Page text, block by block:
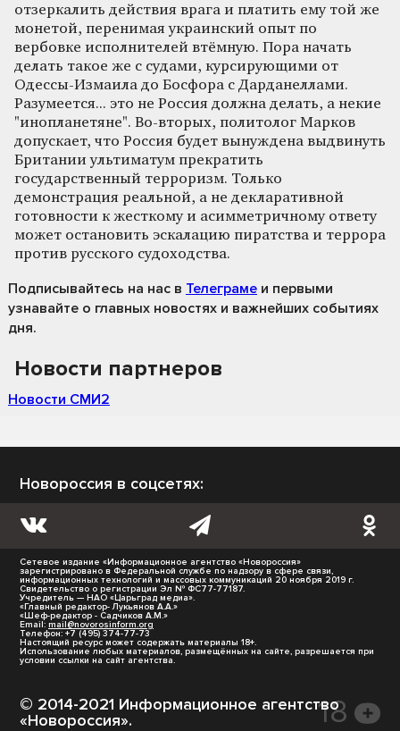
отзеркалить действия врага и платить ему той же
монетой, перенимая украинский опыт по
вербовке исполнителей втёмную. Пора начать
делать такое же с судами, курсирующими от
Одессы-Измаила до Босфора с Дарданеллами.
Разумеется... это не Россия должна делать, а некие
"инопланетяне". Во-вторых, политолог Марков
допускает, что Россия будет вынуждена выдвинуть
Британии ультиматум прекратить
государственный терроризм. Только
демонстрация реальной, а не декларативной
готовности к жесткому и асимметричному ответу
может остановить эскалацию пиратства и террора
против русского судоходства.
Подписывайтесь на нас в Телеграме и первыми
узнавайте о главных новостях и важнейших событиях
дня.
Новости партнеров
Новости СМИ2
Новороссия в соцсетях:
Сетевое издание «Информационное агентство «Новороссия»
зарегистрировано в Федеральной службе по надзору в сфере связи,
информационных технологий и массовых коммуникаций 20 ноября 2019 г.
Свидетельство о регистрации Эл № ФС77-77187.
Учредитель — НАО «Царьград медиа».
«Главный редактор- Лукьянов А.А.»
«Шеф-редактор - Садчиков А.М.»
Email: mail@novorosinform.org
Телефон: +7 (495) 374-77-73
Настоящий ресурс может содержать материалы 18+.
Использование любых материалов, размещённых на сайте, разрешается при
условии ссылки на сайт агентства.
© 2014-2021 Информационное агентство
«Новороссия».